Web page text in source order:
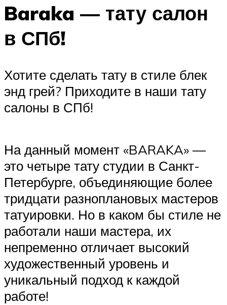
Baraka — тату салон
в СПб!
Хотите сделать тату в стиле блек
энд грей? Приходите в наши тату
салоны в СПб!
На данный момент «BARAKA» —
это четыре тату студии в Санкт-
Петербурге, объединяющие более
тридцати разноплановых мастеров
татуировки. Но в каком бы стиле не
работали наши мастера, их
непременно отличает высокий
художественный уровень и
уникальный подход к каждой
работе!